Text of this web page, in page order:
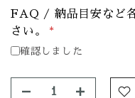
FAQ / 納品目安など
さい。
*
確認しました